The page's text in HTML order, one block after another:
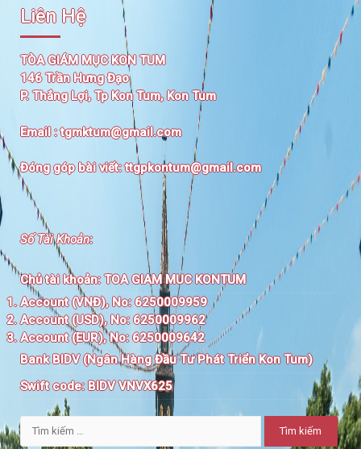
Liên Hệ
TÒA GIÁM MỤC KON TUM
146 Trần Hưng Đạo
P. Thắng Lợi, Tp Kon Tum, Kon Tum
Email :tgmktum@gmail.com
Đóng góp bài viết:ttgpkontum@gmail.com
Số Tài Khoản:
Chủ tài khoản:TOA GIAM MUC KONTUM
Account (VNĐ), No: 6250009959
Account (USD), No: 6250009962
Account (EUR), No: 6250009642
Bank BIDV (Ngân Hàng Đầu Tư Phát Triển Kon Tum)
Swift code:BIDV VNVX625
Tìm
kiếm